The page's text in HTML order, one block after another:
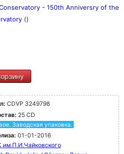
- 150th Anniversry of the
()
CDVP 3249798
25 CD
Заводская упаковка.
01-01-2016
им.П.И.Чайковского